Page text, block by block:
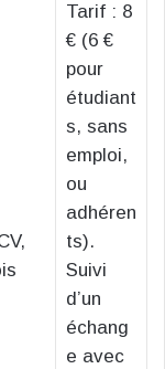
Tarif : 8
€ (6 €
pour
étudiant
s, sans
emploi,
ou
adhéren
ts).
Suivi
d’un
échang
e avec